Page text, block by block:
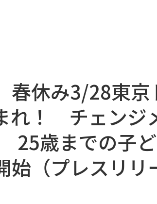
春休み3/28東京
れ！ チェンジ
歳までの子
（プレスリリ